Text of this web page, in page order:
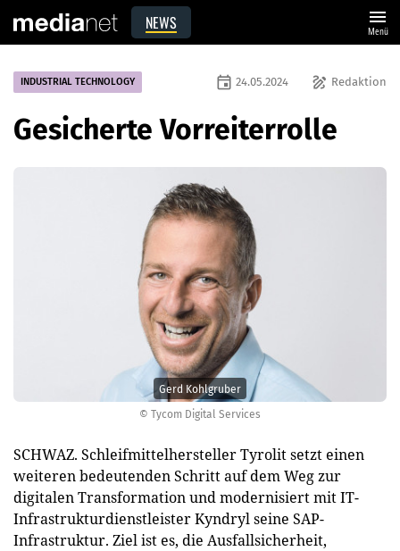
NEWS menu
Menü
© Tycom Digital Services
Gerd Kohlgruber
INDUSTRIAL TECHNOLOGY draw Redaktion
event 24.05.2024
Gesicherte Vorreiterrolle
SCHWAZ. Schleifmittelhersteller Tyrolit setzt einen
weiteren bedeutenden Schritt auf dem Weg zur
digitalen Transformation und modernisiert mit IT-
Infrastrukturdienstleister Kyndryl seine SAP-
Infrastruktur. Ziel ist es, die Ausfallsicherheit,